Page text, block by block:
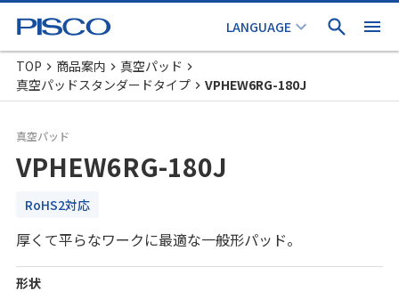
TOP 商品案内
真空パッド
真空パッドスタンダードタイプ
VPHEW6RG-180J
真空パッド
VPHEW6RG-180J
RoHS2対応
厚くて平らなワークに最適な一般形パッド。
形状